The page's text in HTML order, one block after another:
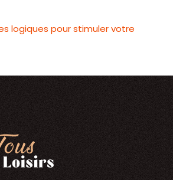
logiques pour stimuler votre